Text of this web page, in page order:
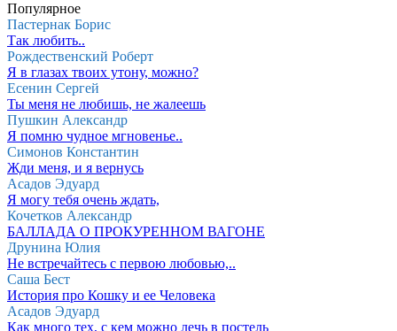
Популярное
Пастернак Борис
Так любить..
Рождественский Роберт
Я в глазах твоих утону, можно?
Есенин Сергей
Ты меня не любишь, не жалеешь
Пушкин Александр
Я помню чудное мгновенье..
Симонов Константин
Жди меня, и я вернусь
Асадов Эдуард
Я могу тебя очень ждать,
Кочетков Александр
БАЛЛАДА О ПРОКУРЕННОМ ВАГОНЕ
Друнина Юлия
Не встречайтесь с первою любовью,..
Саша Бест
История про Кошку и ее Человека
Асадов Эдуард
Как много тех, с кем можно лечь в постель